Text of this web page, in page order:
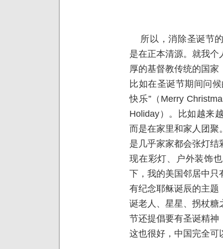
所以，消除圣诞节
是在正本清源。就我
厚的基督教传统的国
比如在圣诞节期间问
快乐”（Merry
Holiday）。比如越来
而是在家里和家人团聚
是几乎家家都会张灯
现在彩灯、户外装饰
下，我的美国邻居中只
有纪念耶稣诞辰的主题
诞老人、星星、拐杖糖
节还提倡要有圣诞精神
这也很好，中国完全可